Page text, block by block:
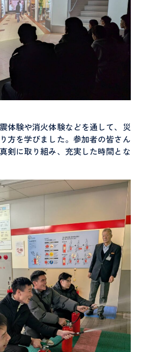
体験や消火体験などを通して、災
方を学びました。参加者の皆さん
剣に取り組み、充実した時間とな